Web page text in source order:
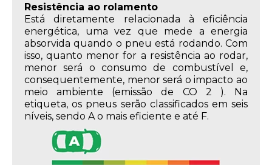
Resistência ao rolamento
Está diretamente relacionada à eficiência
energética, uma vez que mede a energia
absorvida quando o pneu está rodando. Com
isso, quanto menor for a resistência ao rodar,
menor será o consumo de combustível e,
consequentemente, menor será o impacto ao
meio ambiente (emissão de CO 2 ). Na
etiqueta, os pneus serão classificados em seis
níveis, sendo A o mais eficiente e até F.